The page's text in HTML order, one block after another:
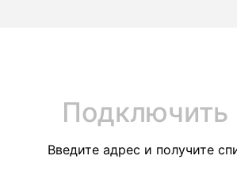
Подключить
Введите адрес и получите